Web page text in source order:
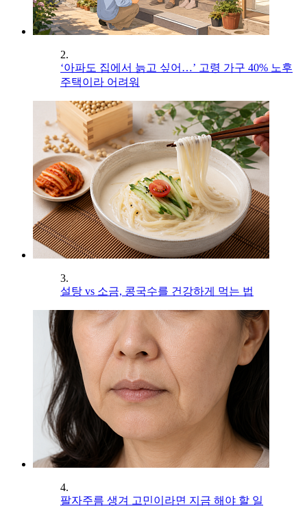
2.
‘아파도 집에서 늙고 싶어…’ 고령 가구 40% 노후
주택이라 어려워
3.
설탕 vs 소금, 콩국수를 건강하게 먹는 법
4.
팔자주름 생겨 고민이라면 지금 해야 할 일